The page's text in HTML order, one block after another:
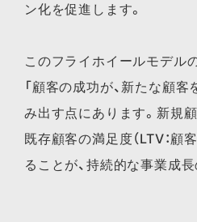
ン化を促進します。
このフライホイールモデル
「顧客の成功が、新たな顧
み出す点にあります。新規
既存顧客の満足度（LTV：顧
ることが、持続的な事業成